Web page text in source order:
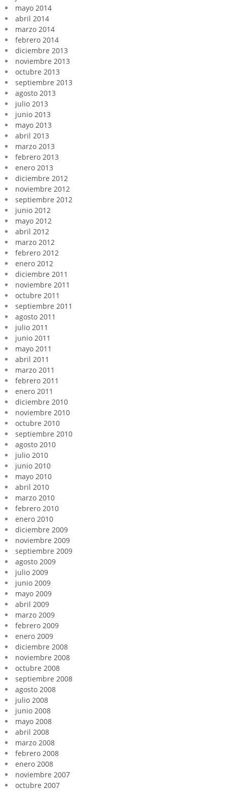
mayo 2014
abril 2014
marzo 2014
febrero 2014
diciembre 2013
noviembre 2013
octubre 2013
septiembre 2013
agosto 2013
julio 2013
junio 2013
mayo 2013
abril 2013
marzo 2013
febrero 2013
enero 2013
diciembre 2012
noviembre 2012
septiembre 2012
junio 2012
mayo 2012
abril 2012
marzo 2012
febrero 2012
enero 2012
diciembre 2011
noviembre 2011
octubre 2011
septiembre 2011
agosto 2011
julio 2011
junio 2011
mayo 2011
abril 2011
marzo 2011
febrero 2011
enero 2011
diciembre 2010
noviembre 2010
octubre 2010
septiembre 2010
agosto 2010
julio 2010
junio 2010
mayo 2010
abril 2010
marzo 2010
febrero 2010
enero 2010
diciembre 2009
noviembre 2009
septiembre 2009
agosto 2009
julio 2009
junio 2009
mayo 2009
abril 2009
marzo 2009
febrero 2009
enero 2009
diciembre 2008
noviembre 2008
octubre 2008
septiembre 2008
agosto 2008
julio 2008
junio 2008
mayo 2008
abril 2008
marzo 2008
febrero 2008
enero 2008
noviembre 2007
octubre 2007